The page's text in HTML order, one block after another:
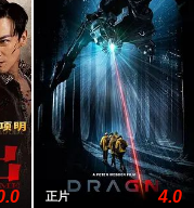
正片 4.0